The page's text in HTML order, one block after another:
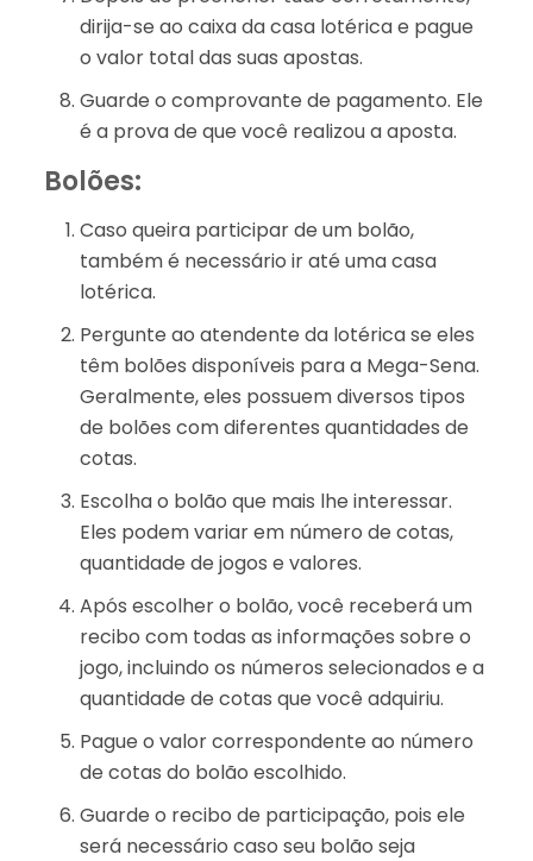
dirija-se ao caixa da casa lotérica e pague
o valor total das suas apostas.
Guarde o comprovante de pagamento. Ele
é a prova de que você realizou a aposta.
Bolões:
Caso queira participar de um bolão,
também é necessário ir até uma casa
lotérica.
Pergunte ao atendente da lotérica se eles
têm bolões disponíveis para a Mega-Sena.
Geralmente, eles possuem diversos tipos
de bolões com diferentes quantidades de
cotas.
Escolha o bolão que mais lhe interessar.
Eles podem variar em número de cotas,
quantidade de jogos e valores.
Após escolher o bolão, você receberá um
recibo com todas as informações sobre o
jogo, incluindo os números selecionados e a
quantidade de cotas que você adquiriu.
Pague o valor correspondente ao número
de cotas do bolão escolhido.
Guarde o recibo de participação, pois ele
será necessário caso seu bolão seja